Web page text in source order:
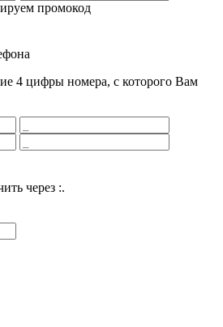
промокод
4 цифры номера, с которого Вам
через :.